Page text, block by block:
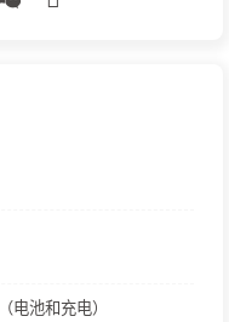
池和充电）